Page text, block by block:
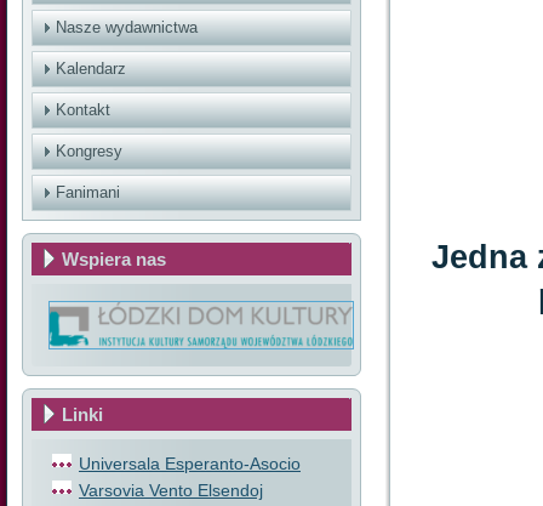
Nasze wydawnictwa
Kalendarz
Kontakt
Kongresy
Fanimani
Wspiera nas
Linki
Universala Esperanto-Asocio
Varsovia Vento Elsendoj
Jedna